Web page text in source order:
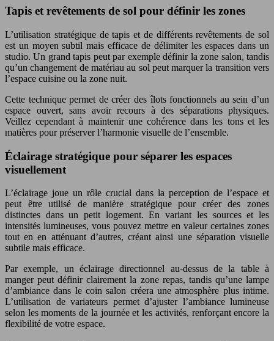
Tapis et revêtements de sol pour définir les zones
L’utilisation stratégique de tapis et de différents revêtements de sol
est un moyen subtil mais efficace de délimiter les espaces dans un
studio. Un grand tapis peut par exemple définir la zone salon, tandis
qu’un changement de matériau au sol peut marquer la transition vers
l’espace cuisine ou la zone nuit.
Cette technique permet de créer des îlots fonctionnels au sein d’un
espace ouvert, sans avoir recours à des séparations physiques.
Veillez cependant à maintenir une cohérence dans les tons et les
matières pour préserver l’harmonie visuelle de l’ensemble.
Éclairage stratégique pour séparer les espaces
visuellement
L’éclairage joue un rôle crucial dans la perception de l’espace et
peut être utilisé de manière stratégique pour créer des zones
distinctes dans un petit logement. En variant les sources et les
intensités lumineuses, vous pouvez mettre en valeur certaines zones
tout en en atténuant d’autres, créant ainsi une séparation visuelle
subtile mais efficace.
Par exemple, un éclairage directionnel au-dessus de la table à
manger peut définir clairement la zone repas, tandis qu’une lampe
d’ambiance dans le coin salon créera une atmosphère plus intime.
L’utilisation de variateurs permet d’ajuster l’ambiance lumineuse
selon les moments de la journée et les activités, renforçant encore la
flexibilité de votre espace.